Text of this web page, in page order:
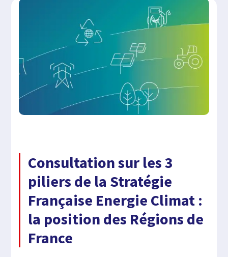
Consultation sur les 3
piliers de la Stratégie
Française Energie Climat :
la position des Régions de
France